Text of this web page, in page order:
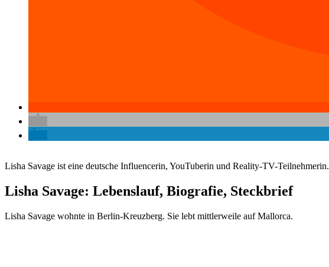
Lisha Savage ist eine deutsche Influencerin, YouTuberin und Reality-TV-Teilnehmerin.
Lisha Savage: Lebenslauf, Biografie, Steckbrief
Lisha Savage wohnte in Berlin-Kreuzberg. Sie lebt mittlerweile auf Mallorca.